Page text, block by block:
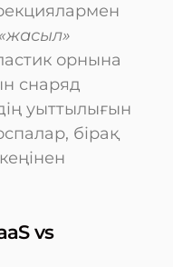
«жасыл»
орнына
снаряд
уыттылығын
бірақ
vs